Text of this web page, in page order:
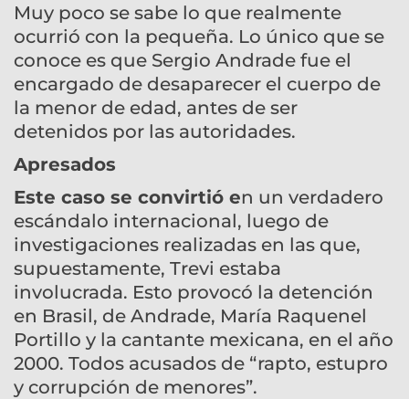
Muy poco se sabe lo que realmente
ocurrió con la pequeña. Lo único que se
conoce es que Sergio Andrade fue el
encargado de desaparecer el cuerpo de
la menor de edad, antes de ser
detenidos por las autoridades.
Apresados
Este caso se convirtió en un verdadero
escándalo internacional, luego de
investigaciones realizadas en las que,
supuestamente, Trevi estaba
involucrada. Esto provocó la detención
en Brasil, de Andrade, María Raquenel
Portillo y la cantante mexicana, en el año
2000. Todos acusados de “rapto, estupro
y corrupción de menores”.